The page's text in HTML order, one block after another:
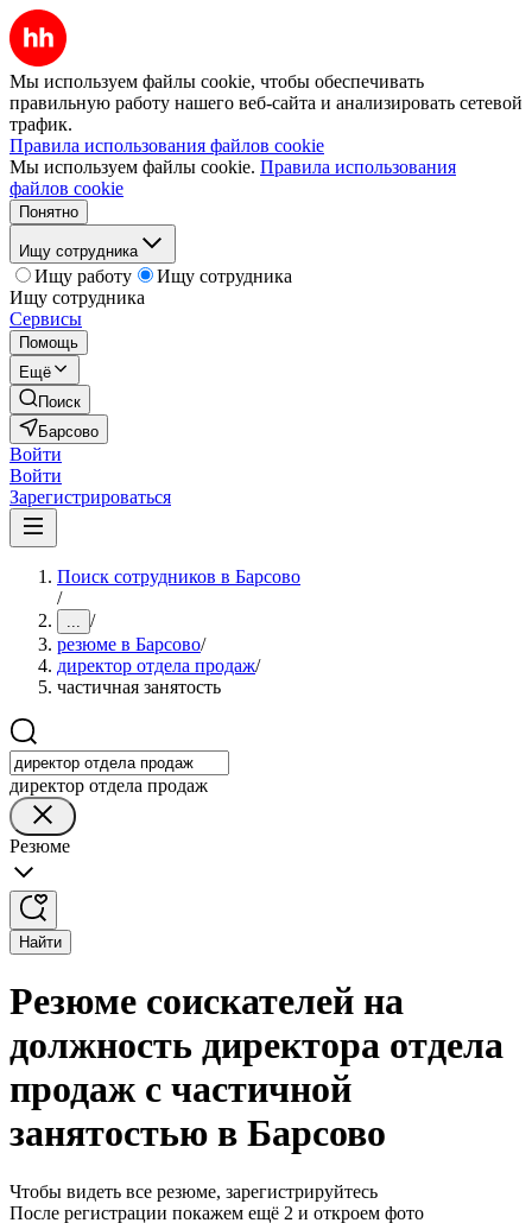
Мы используем файлы cookie, чтобы обеспечивать
правильную работу нашего веб-сайта и анализировать сетевой
трафик.
Правила использования файлов cookie
Мы используем файлы cookie. Правила использования
файлов cookie
Понятно
Ищу сотрудника
Ищу работу
Ищу сотрудника
Ищу сотрудника
Сервисы
Помощь
Ещё
Поиск
Барсово
Войти
Войти
Зарегистрироваться
Поиск сотрудников в Барсово
/
... /
резюме в Барсово/
директор отдела продаж/
частичная занятость
директор отдела продаж
Резюме
Найти
Резюме соискателей на
должность директора отдела
продаж с частичной
занятостью в Барсово
Чтобы видеть все резюме, зарегистрируйтесь
После регистрации покажем ещё 2 и откроем фото